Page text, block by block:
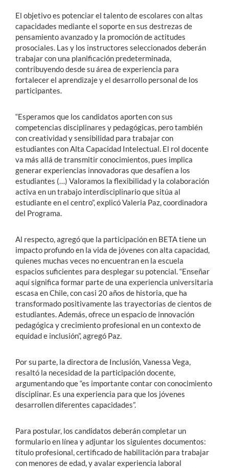
El objetivo es potenciar el talento de escolares con altas
capacidades mediante el soporte en sus destrezas de
pensamiento avanzado y la promoción de actitudes
prosociales. Las y los instructores seleccionados deberán
trabajar con una planificación predeterminada,
contribuyendo desde su área de experiencia para
fortalecer el aprendizaje y el desarrollo personal de los
participantes.
“Esperamos que los candidatos aporten con sus
competencias disciplinares y pedagógicas, pero también
con creatividad y sensibilidad para trabajar con
estudiantes con Alta Capacidad Intelectual. El rol docente
va más allá de transmitir conocimientos, pues implica
generar experiencias innovadoras que desafíen a los
estudiantes (…) Valoramos la flexibilidad y la colaboración
activa en un trabajo interdisciplinario que sitúa al
estudiante en el centro”, explicó Valeria Paz, coordinadora
del Programa.
Al respecto, agregó que la participación en BETA tiene un
impacto profundo en la vida de jóvenes con alta capacidad,
quienes muchas veces no encuentran en la escuela
espacios suficientes para desplegar su potencial. “Enseñar
aquí significa formar parte de una experiencia universitaria
escasa en Chile, con casi 20 años de historia, que ha
transformado positivamente las trayectorias de cientos de
estudiantes. Además, ofrece un espacio de innovación
pedagógica y crecimiento profesional en un contexto de
equidad e inclusión”, agregó Paz.
Por su parte, la directora de Inclusión, Vanessa Vega,
resaltó la necesidad de la participación docente,
argumentando que “es importante contar con conocimiento
disciplinar. Es una experiencia para que los jóvenes
desarrollen diferentes capacidades”.
Para postular, los candidatos deberán completar un
formulario en línea y adjuntar los siguientes documentos:
título profesional, certificado de habilitación para trabajar
con menores de edad, y avalar experiencia laboral